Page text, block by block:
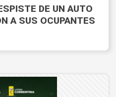
DE UN AUTO
A SUS OCUPANTES